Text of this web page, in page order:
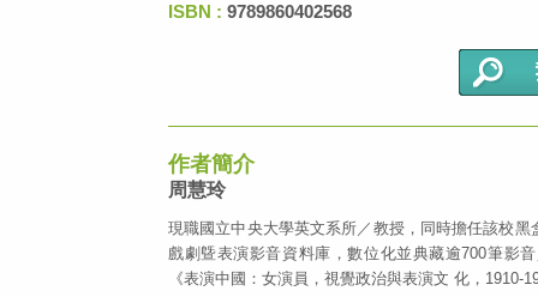
ISBN : 9789860402568
作者簡介
周慧玲
現職國立中央大學英文系所／教授，同時擔任該校
戲劇曁表演影音資料庫，數位化並典藏逾700筆影
《表演中國：女演員，視覺政治與表演文 化，